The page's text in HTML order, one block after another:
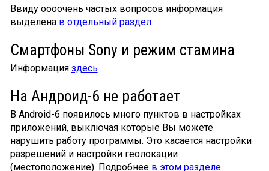
Ввиду оооочень частых вопросов информация
выделенав отдельный раздел
Смартфоны Sony и режим стамина
Информация здесь
На Андроид-6 не работает
В Android-6 появилось много пунктов в настройках
приложений, выключая которые Вы можете
нарушить работу программы. Это касается настройки
разрешений и настройки геолокации
(местоположение). Подробнее в этом разделе.